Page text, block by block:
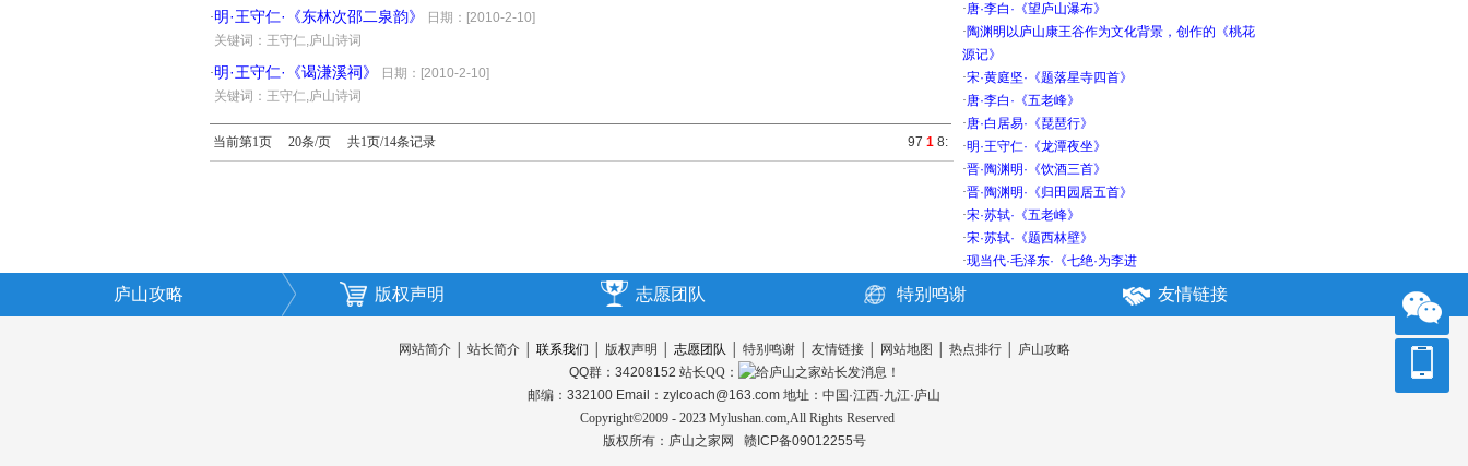
·明·王守仁·《东林次邵二泉韵》
日期：[2010-2-10]
关键词：王守仁,庐山诗词
·明·王守仁·《谒溓溪祠》
日期：[2010-2-10]
关键词：王守仁,庐山诗词
当前第1页 20条/页 共1页/14条记录 97 1 8:
·唐·李白·《望庐山瀑布》
·陶渊明以庐山康王谷作为文化背景，创作的《桃花
源记》
·宋·黄庭坚·《题落星寺四首》
·唐·李白·《五老峰》
·唐·白居易·《琵琶行》
·明·王守仁·《龙潭夜坐》
·晋·陶渊明·《饮酒三首》
·晋·陶渊明·《归田园居五首》
·宋·苏轼·《五老峰》
·宋·苏轼·《题西林壁》
·现当代·毛泽东·《七绝·为李进
庐山攻略 版权声明 志愿团队 特别鸣谢 友情链接
网站简介│ 站长简介│ 联系我们 版权声明 志愿团队 特别鸣谢│ 友情链接│ 网站地图 热点排行│
庐山攻略
QQ群：34208152 站长QQ：
邮编：332100 Email：zylcoach@163.com 地址：中国·江西·九江·庐山
Copyright©2009 - 2023 Mylushan.com,All Rights Reserved
版权所有： 庐山之家网 赣ICP备09012255号